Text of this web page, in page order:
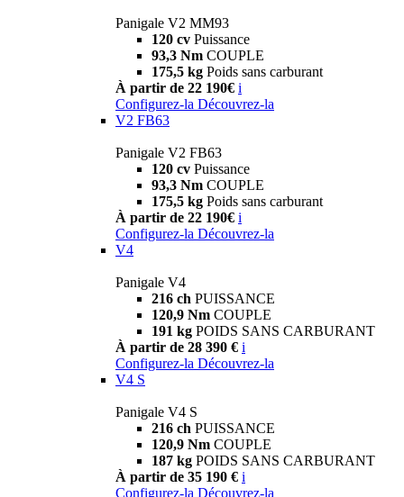
Panigale V2 MM93
120 cv Puissance
93,3 Nm COUPLE
175,5 kg Poids sans carburant
À partir de 22 190€ i
Configurez-la Découvrez-la
V2 FB63
Panigale V2 FB63
120 cv Puissance
93,3 Nm COUPLE
175,5 kg Poids sans carburant
À partir de 22 190€ i
Configurez-la Découvrez-la
V4
Panigale V4
216 ch PUISSANCE
120,9 Nm COUPLE
191 kg POIDS SANS CARBURANT
À partir de 28 390 € i
Configurez-la Découvrez-la
V4 S
Panigale V4 S
216 ch PUISSANCE
120,9 Nm COUPLE
187 kg POIDS SANS CARBURANT
À partir de 35 190 € i
Configurez-la Découvrez-la